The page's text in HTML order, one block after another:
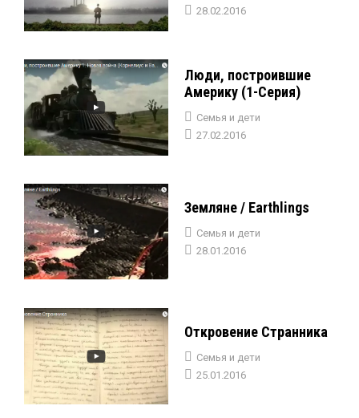
28.02.2016
Люди, построившие
Америку (1-Серия)
Семья и дети
27.02.2016
Земляне / Earthlings
Семья и дети
28.01.2016
Откровение Странника
Семья и дети
25.01.2016